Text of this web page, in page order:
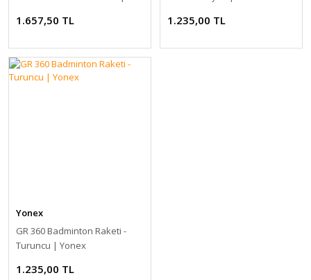
1.657,50 TL 1.235,00 TL
Yonex
GR 360 Badminton Raketi -
Turuncu | Yonex
1.235,00 TL